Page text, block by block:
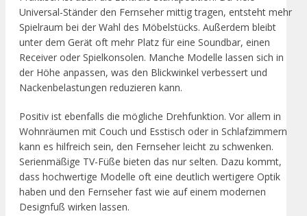
Universal-Ständer den Fernseher mittig tragen, entsteht mehr
Spielraum bei der Wahl des Möbelstücks. Außerdem bleibt
unter dem Gerät oft mehr Platz für eine Soundbar, einen
Receiver oder Spielkonsolen. Manche Modelle lassen sich in
der Höhe anpassen, was den Blickwinkel verbessert und
Nackenbelastungen reduzieren kann.
Positiv ist ebenfalls die mögliche Drehfunktion. Vor allem in
Wohnräumen mit Couch und Esstisch oder in Schlafzimmern
kann es hilfreich sein, den Fernseher leicht zu schwenken.
Serienmäßige TV-Füße bieten das nur selten. Dazu kommt,
dass hochwertige Modelle oft eine deutlich wertigere Optik
haben und den Fernseher fast wie auf einem modernen
Designfuß wirken lassen.